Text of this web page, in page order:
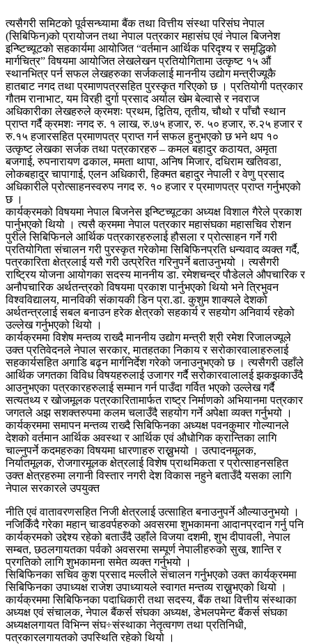
त्यसैगरी समिटको पूर्वसन्ध्यामा बैंक तथा वित्तीय संस्था परिसंघ नेपाल
(सिबिफिन)को प्रायोजन तथा नेपाल पत्रकार महासंघ एवं नेपाल बिजनेश
इन्ष्टिच्यूटको सहकार्यमा आयोजित “वर्तमान आर्थिक परिदृश्य र समृद्धिको
मार्गचित्र” विषयमा आयोजित लेखलेखन प्रतियोगितामा उत्कृष्ट १५ औं
स्थानभित्र पर्न सफल लेखहरुका सर्जकलाई माननीय उद्योग मन्त्रीज्यूकै
हातबाट नगद तथा प्रमाणपत्रसहित पुरस्कृत गरिएको छ । प्रतियोगी पत्रकार
गौतम रानाभाट, यम विरही दुर्गा प्रसाद अर्याल खेम बेल्वासे र नवराज
अधिकारीका लेखहरुले क्रमशः प्रथम, द्वितिय, तृतीय, चौथो र पाँचौ स्थान
प्राप्त गर्दै क्रमशः नगद रु. १ लाख, रु.७५ हजार, रु. ५० हजार, रु.२५ हजार र
रु.१५ हजारसहित प्रमाणपत्र प्राप्त गर्न सफल हुनुभएको छ भने थप १०
उत्कृष्ट लेखका सर्जक तथा पत्रकारहरु – कमल बहादुर कठायत, अमृता
बजगाई, रुपनारायण ढकाल, ममता थापा, अनिष मिजार, दधिराम खतिवडा,
लोकबहादुर चापागाई, एलन अधिकारी, हिक्मत बहादुर नेपाली र वेणु प्रसाद
अधिकारीले प्रोत्साहनस्वरुप नगद रु. १० हजार र प्रमाणपत्र प्राप्त गर्नुभएको
छ ।
कार्यक्रमको विषयमा नेपाल बिजनेस इन्ष्टिच्यूटका अध्यक्ष विशाल गैरेले प्रकाश
पार्नुभएको थियो । त्यसै क्रममा नेपाल पत्रकार महासंघका महासचिव रोशन
पुरीले सिबिफिनले आर्थिक पत्रकारहरुलाई हौसला र प्रोत्साहन गर्ने गरी
प्रतियोगिता संचालन गरी पुरस्कृत गरेकोमा सिबिफिनप्रति धन्यवाद व्यक्त गर्दै,
पत्रकारिता क्षेत्रलाई यसै गरी उत्प्रेरित गरिनुपर्ने बताउनुभयो । त्यसैगरी
राष्ट्रिय योजना आयोगका सदस्य माननीय डा. रमेशचन्द्र पौडेलले औपचारिक र
अनौपचारिक अर्थतन्त्रको विषयमा प्रकाश पार्नुभएको थियो भने त्रिभुवन
विश्वविद्यालय, मानविकी संकायकी डिन प्रा.डा. कुशुम शाक्यले देशको
अर्थतन्त्रलाई सबल बनाउन हरेक क्षेत्रको सहकार्य र सहयोग अनिवार्य रहेको
उल्लेख गर्नुभएको थियो ।
कार्यक्रममा विशेष मन्तव्य राख्दै माननीय उद्योग मन्त्री श्री रमेश रिजालज्यूले
उक्त प्रतिवेदनले नेपाल सरकार, मातहतका निकाय र सरोकारवालाहरुलाई
सहकार्यसहित अगाडि बढ्न मार्गनिर्देश गरेको जनाउनुभएको छ । त्यसैगरी उहाँले
आर्थिक जगतका विविध विषयहरुलाई उजागर गर्दै सरोकारवालालई झकझकाउँदै
आउनुभएका पत्रकारहरुलाई सम्मान गर्न पाउँदा गर्वित भएको उल्लेख गर्दै
सत्यतथ्य र खोजमूलक पत्रकारितामार्फत राष्ट्र निर्माणको अभियानमा पत्रकार
जगतले अझ सशक्तरुपमा कलम चलाउँदै सहयोग गर्ने अपेक्षा व्यक्त गर्नुभयो ।
कार्यक्रममा समापन मन्तव्य राख्दै सिबिफिनका अध्यक्ष पवनकुमार गोल्यानले
देशको वर्तमान आर्थिक अवस्था र आर्थिक एवं औधोगिक क्रान्तिका लागि
चाल्नुपर्ने कदमहरुका विषयमा धारणाहरु राख्नुभयो । उत्पादनमूलक,
निर्यातमूलक, रोजगारमूलक क्षेत्रलाई विशेष प्राथमिकता र प्रोत्साहनसहित
उक्त क्षेत्रहरुमा लगानी विस्तार नगरी देश विकास नहुने बताउँदै यसका लागि
नेपाल सरकारले उपयुक्त
नीति एवं वातावरणसहित निजी क्षेत्रलाई उत्साहित बनाउनुपर्ने औल्याउनुभयो ।
नजिकिँदै गरेका महान् चाडवर्पहरुको अवसरमा शुभकामना आदानप्रदान गर्नु पनि
कार्यक्रमको उद्देश्य रहेको बताउँदै उहाँले विजया दशमी, शुभ दीपावली, नेपाल
सम्बत, छठलगायतका पर्वको अवसरमा सम्पूर्ण नेपालीहरुको सुख, शान्ति र
प्रगतिको लागि शुभकामना समेत व्यक्त गर्नुभयो ।
सिबिफिनका सचिव कुश प्रसाद मल्लीले संचालन गर्नुभएको उक्त कार्यक्रममा
सिबिफिनका उपाध्यक्ष राजेश उपाध्यायले स्वागत मन्तव्य राख्नुभएको थियो ।
कार्यक्रममा सिबिफिनका पदाधिकारी तथा सदस्य, बैंक तथा वित्तीय संस्थाका
अध्यक्ष एवं संचालक, नेपाल बैंकर्स संघका अध्यक्ष, डेभलपमेन्ट बैंकर्स संघका
अध्यक्षलगायत विभिन्न संघ÷संस्थाका नेतृत्वगण तथा प्रतिनिधी,
पत्रकारलगायतको उपस्थिति रहेको थियो ।